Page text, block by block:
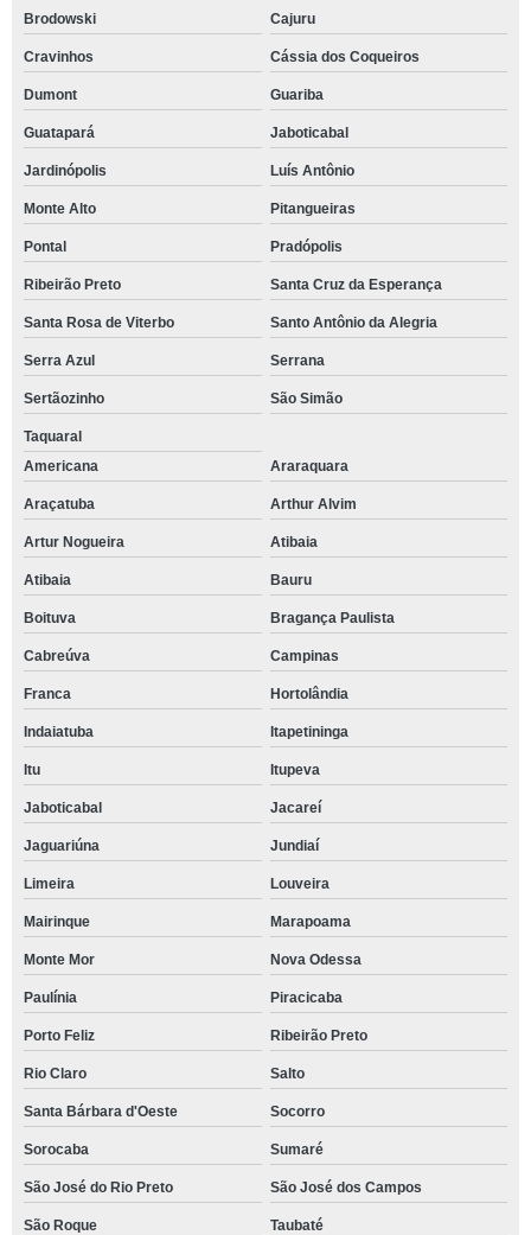
Brodowski Cajuru
Cravinhos Cássia dos Coqueiros
Dumont Guariba
Guatapará Jaboticabal
Jardinópolis Luís Antônio
Monte Alto Pitangueiras
Pontal Pradópolis
Ribeirão Preto Santa Cruz da Esperança
Santa Rosa de Viterbo Santo Antônio da Alegria
Serra Azul Serrana
Sertãozinho São Simão
Taquaral
Americana
Araraquara
Araçatuba Arthur Alvim
Artur Nogueira Atibaia
Atibaia Bauru
Boituva Bragança Paulista
Cabreúva Campinas
Franca Hortolândia
Indaiatuba Itapetininga
Itu Itupeva
Jaboticabal Jacareí
Jaguariúna Jundiaí
Limeira Louveira
Mairinque Marapoama
Monte Mor Nova Odessa
Paulínia Piracicaba
Porto Feliz Ribeirão Preto
Rio Claro Salto
Santa Bárbara d'Oeste Socorro
Sorocaba Sumaré
São José do Rio Preto São José dos Campos
São Roque Taubaté